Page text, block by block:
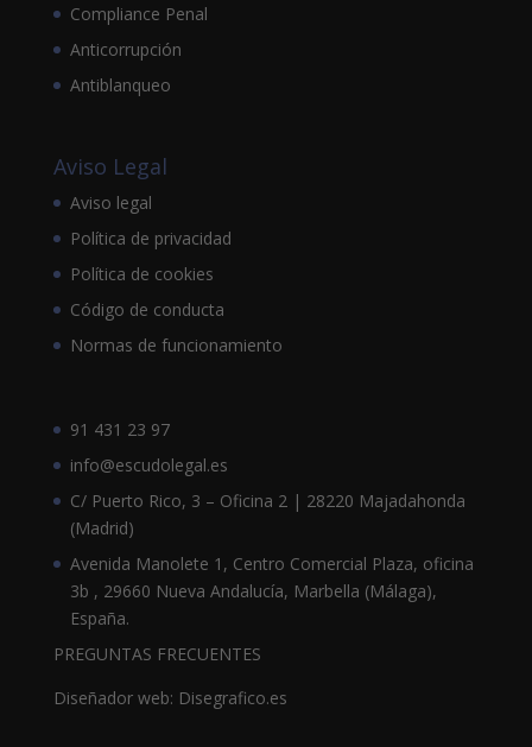
Compliance Penal
Anticorrupción
Antiblanqueo
Aviso Legal
Aviso legal
Política de privacidad
Política de cookies
Código de conducta
Normas de funcionamiento
91 431 23 97
info@escudolegal.es
C/ Puerto Rico, 3 – Oficina 2 | 28220 Majadahonda
(Madrid)
Avenida Manolete 1, Centro Comercial Plaza, oficina
3b , 29660 Nueva Andalucía, Marbella (Málaga),
España.
PREGUNTAS FRECUENTES
Diseñador web: Disegrafico.es